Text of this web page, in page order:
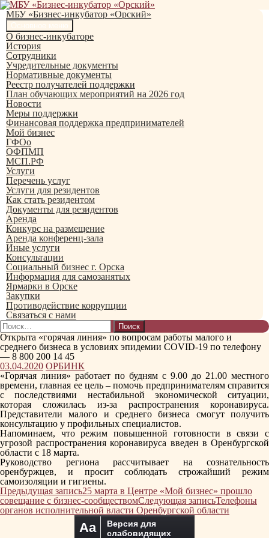
Перейти
содержимому
МБУ «Бизнес-инкубатор «Орский»
Поиск
О бизнес-инкубаторе
История
Сотрудники
Учредительные документы
Нормативные документы
Реестр получателей поддержки
План обучающих мероприятий на 2026 год
Новости
Меры поддержки
Финансовая поддержка предпринимателей
Мой бизнес
ГФОо
ОФПМП
МСП.РФ
Услуги
Перечень услуг
Услуги для резидентов
Как стать резидентом
Документы для резидентов
Аренда
Конкурс на размещение
Аренда конференц-зала
Иные услуги
Консультации
Социальный бизнес г. Орска
Информация для самозанятых
Ярмарки в Орске
Закупки
Противодействие коррупции
Связаться с нами
Найти:
Открыта «горячая линия» по вопросам работы малого и
среднего бизнеса в условиях эпидемии COVID-19 по телефону
— 8 800 200 14 45
03.04.2020 ОРБИНК
«Горячая линия» работает по будням с 9.00 до 21.00 местного
времени, главная ее цель – помочь предпринимателям справится
с последствиями нестабильной экономической ситуации,
которая сложилась из-за распространения коронавируса.
Представители малого и среднего бизнеса смогут получить
консультацию у профильных специалистов.
Напоминаем, что режим повышенной готовности в связи с
угрозой распространения коронавируса введен в Оренбургской
области с 18 марта.
Руководство региона рассчитывает на сознательность
оренбуржцев, и просит соблюдать строжайший режим
самоизоляции и гигиены.
Навигация
по
записям
Предыдущая запись25 марта в Центре «Мой бизнес» прошло
совещание с бизнес-сообществомСледующая записьТелефоны
органов исполнительной власти Оренбургской области
Aa
Версия для
слабовидящих